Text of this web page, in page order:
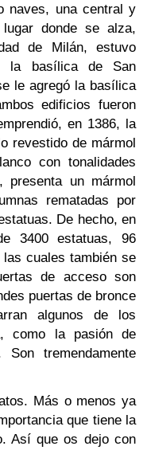
naves, una central y
donde se alza,
de Milán, estuvo
la basílica de San
le agregó la basílica
edificios fueron
en 1386, la
revestido de mármol
con tonalidades
presenta un mármol
rematadas por
De hecho, en
3400 estatuas, 96
cuales también se
de acceso son
puertas de bronce
algunos de los
como la pasión de
tremendamente
Más o menos ya
que tiene la
Así que os dejo con